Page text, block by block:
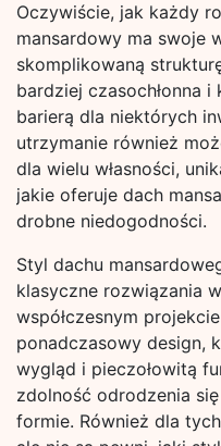
Oczywiście, jak każdy
mansardowy ma swoje
skomplikowaną
bardziej czasochłonna
barierą dla niektórych
utrzymanie również
dla wielu własności,
jakie oferuje dach
drobne niedogodności.
Styl dachu
klasyczne rozwiązania
współczesnym
ponadczasowy design,
wygląd i pieczołowitą
zdolność odrodzenia
formie. Również dla